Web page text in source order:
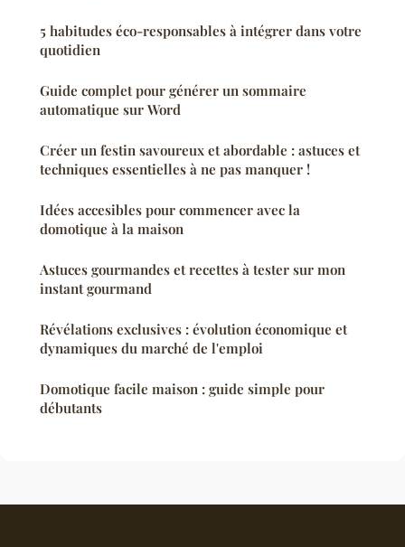
5 habitudes éco-responsables à intégrer dans votre
quotidien
Guide complet pour générer un sommaire
automatique sur Word
Créer un festin savoureux et abordable : astuces et
techniques essentielles à ne pas manquer !
Idées accesibles pour commencer avec la
domotique à la maison
Astuces gourmandes et recettes à tester sur mon
instant gourmand
Révélations exclusives : évolution économique et
dynamiques du marché de l'emploi
Domotique facile maison : guide simple pour
débutants